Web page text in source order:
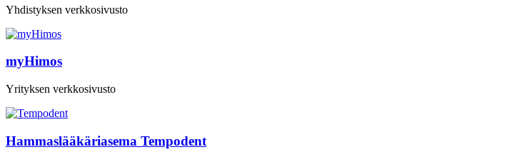
Yhdistyksen verkkosivusto
myHimos
Yrityksen verkkosivusto
Hammaslääkäriasema Tempodent